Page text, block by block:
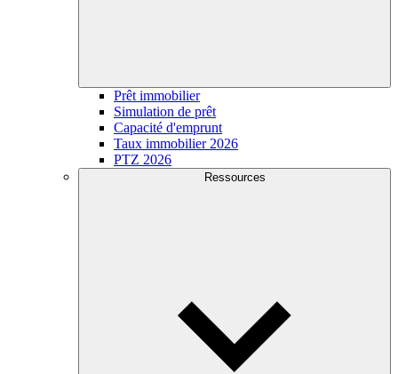
Prêt immobilier
Simulation de prêt
Capacité d'emprunt
Taux immobilier 2026
PTZ 2026
Ressources